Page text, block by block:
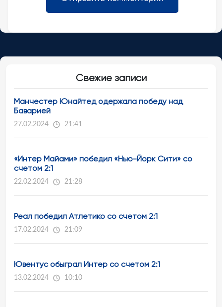
Свежие записи
Манчестер Юнайтед одержала победу над
Баварией
27.02.2024 21:41
«Интер Майами» победил «Нью-Йорк Сити» со
счетом 2:1
22.02.2024 21:28
Реал победил Атлетико со счетом 2:1
17.02.2024 21:09
Ювентус обыграл Интер со счетом 2:1
13.02.2024 10:10